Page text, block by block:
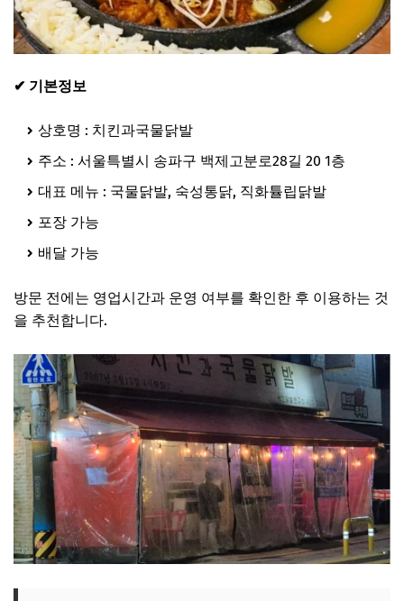
✔ 기본정보
상호명 : 치킨과국물닭발
주소 : 서울특별시 송파구 백제고분로28길 20 1층
대표 메뉴 : 국물닭발, 숙성통닭, 직화튤립닭발
포장 가능
배달 가능
방문 전에는 영업시간과 운영 여부를 확인한 후 이용하는 것
을 추천합니다.